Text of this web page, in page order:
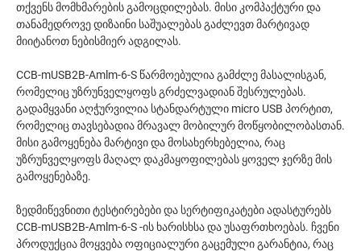
თქვენს მომხმარების გამოცდილებას. მისი კომპაქტური და
თანამედროვე დიზაინი საშუალებას გაძლევთ მარტივად
მიიტანოთ ნებისმიერ ადგილას.
CCB-mUSB2B-Amlm-6-S წარმოებულია გამძლე მასალისგან,
რომელიც უზრუნველყოფს გრძელვადიან შესრულებას.
გადამყვანი აღჭურვილია სტანდარტული micro USB პორტით,
რომელიც თავსებადია მრავალ მობილურ მოწყობილობასთან.
მისი გამოყენება მარტივი და მოსახერხებელია, რაც
უზრუნველყოფს მაღალ დაკმაყოფილებას ყოველ ჯერზე მის
გამოყენებაზე.
ზედმიწევნითი ტესტირებები და სერტიფიკატები ადასტურებს
CCB-mUSB2B-Amlm-6-S -ის ხარისხსა და უსაფრთხოებას. ჩვენი
პროდუქცია მოყვება ოფიციალური გაცემული გარანტია, რაც